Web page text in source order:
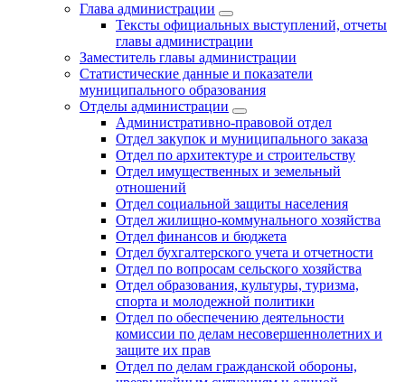
Глава администрации
Тексты официальных выступлений, отчеты
главы администрации
Заместитель главы администрации
Статистические данные и показатели
муниципального образования
Отделы администрации
Административно-правовой отдел
Отдел закупок и муниципального заказа
Отдел по архитектуре и строительству
Отдел имущественных и земельный
отношений
Отдел социальной защиты населения
Отдел жилищно-коммунального хозяйства
Отдел финансов и бюджета
Отдел бухгалтерского учета и отчетности
Отдел по вопросам сельского хозяйства
Отдел образования, культуры, туризма,
спорта и молодежной политики
Отдел по обеспечению деятельности
комиссии по делам несовершеннолетних и
защите их прав
Отдел по делам гражданской обороны,